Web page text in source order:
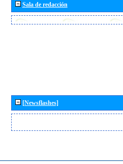
Sala de redacción
[Newsflashes]